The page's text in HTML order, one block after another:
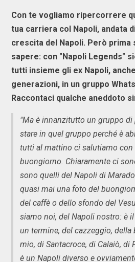
Con te vogliamo ripercorrere
tua carriera col Napoli, andata
crescita del Napoli. Però prima
sapere: con "Napoli Legends"
tutti insieme gli ex Napoli,
generazioni, in un gruppo
Raccontaci qualche aneddoto
"Ma è innanzitutto un gruppo di
stare in quel gruppo perché è
tutti al mattino ci salutiamo con
buongiorno. Chiaramente ci
sono quelli del Napoli di
quasi mai una foto del
del caffè o dello sfondo del
siamo noi, del Napoli nostro: è
un termine, del cazzeggio,
mio, di Santacroce, di Calaiò, di
è un Napoli diverso e